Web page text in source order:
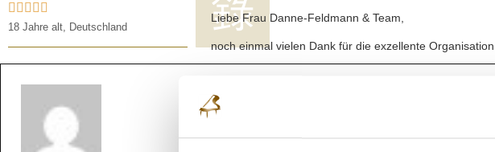
    
18 Jahre alt, Deutschland
Liebe Frau Danne-Feldmann & Team,
noch einmal vielen Dank für die exzellente